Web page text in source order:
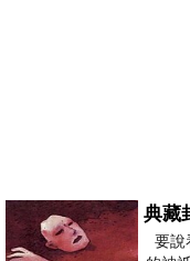
典藏
要說